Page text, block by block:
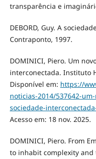
transparência e
DEBORD, Guy. A
Contraponto, 1997.
DOMINICI, Piero. Um
interconectada. Instituto
Disponível em: https://
noticias-2014/537642-
sociedade-
Acesso em: 18 nov. 2025.
DOMINICI, Piero. From
to inhabit complexity and